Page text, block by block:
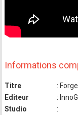
Informations
Titre
:
Editeur
:
Studio
: